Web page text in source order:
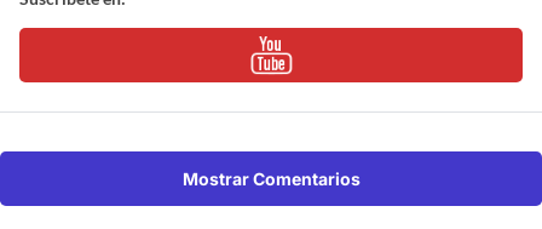
Mostrar Comentarios